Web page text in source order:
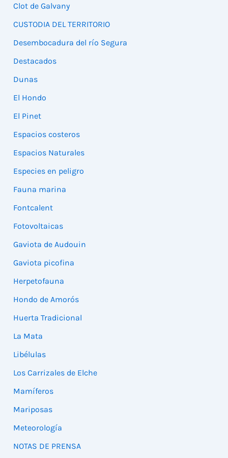
Clot de Galvany
CUSTODIA DEL TERRITORIO
Desembocadura del río Segura
Destacados
Dunas
El Hondo
El Pinet
Espacios costeros
Espacios Naturales
Especies en peligro
Fauna marina
Fontcalent
Fotovoltaicas
Gaviota de Audouin
Gaviota picofina
Herpetofauna
Hondo de Amorós
Huerta Tradicional
La Mata
Libélulas
Los Carrizales de Elche
Mamíferos
Mariposas
Meteorología
NOTAS DE PRENSA